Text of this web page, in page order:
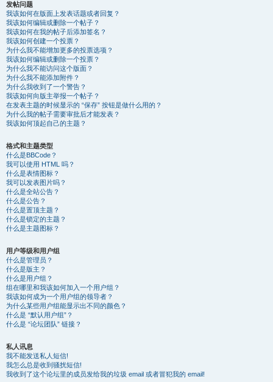
发帖问题
我该如何在版面上发表话题或者回复？
我该如何编辑或删除一个帖子？
我该如何在我的帖子后添加签名？
我该如何创建一个投票？
为什么我不能增加更多的投票选项？
我该如何编辑或删除一个投票？
为什么我不能访问这个版面？
为什么我不能添加附件？
为什么我收到了一个警告？
我该如何向版主举报一个帖子？
在发表主题的时候显示的 “保存” 按钮是做什么用的？
为什么我的帖子需要审批后才能发表？
我该如何顶起自己的主题？
格式和主题类型
什么是BBCode？
我可以使用 HTML 吗？
什么是表情图标？
我可以发表图片吗？
什么是全站公告？
什么是公告？
什么是置顶主题？
什么是锁定的主题？
什么是主题图标？
用户等级和用户组
什么是管理员？
什么是版主？
什么是用户组？
组在哪里和我该如何加入一个用户组？
我该如何成为一个用户组的领导者？
为什么某些用户组能显示出不同的颜色？
什么是 “默认用户组”？
什么是 “论坛团队” 链接？
私人讯息
我不能发送私人短信!
我怎么总是收到骚扰短信!
我收到了这个论坛里的成员发给我的垃圾 email 或者冒犯我的 email!